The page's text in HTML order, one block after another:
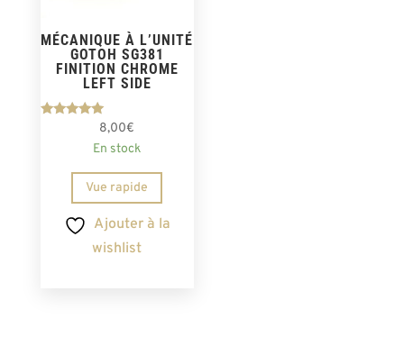
MÉCANIQUE À L’UNITÉ
GOTOH SG381
FINITION CHROME
LEFT SIDE
8,00€
En stock
Vue rapide
Ajouter à la
wishlist